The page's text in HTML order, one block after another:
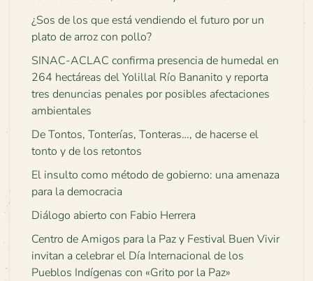
¿Sos de los que está vendiendo el futuro por un
plato de arroz con pollo?
SINAC-ACLAC confirma presencia de humedal en
264 hectáreas del Yolillal Río Bananito y reporta
tres denuncias penales por posibles afectaciones
ambientales
De Tontos, Tonterías, Tonteras…, de hacerse el
tonto y de los retontos
El insulto como método de gobierno: una amenaza
para la democracia
Diálogo abierto con Fabio Herrera
Centro de Amigos para la Paz y Festival Buen Vivir
invitan a celebrar el Día Internacional de los
Pueblos Indígenas con «Grito por la Paz»